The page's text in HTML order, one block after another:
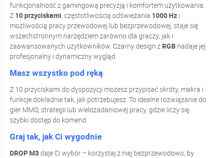
funkcjonalność z gamingową precyzją i komfortem użytkowania.
Z 10 przyciskami, częstotliwością odświeżania 1000 Hz i
możliwością pracy przewodowej lub bezprzewodowej, staje się
wszechstronnym narzędziem zarówno dla graczy, jak i
zaawansowanych użytkowników. Czarny design z RGB nadaje jej
profesjonalny i dynamiczny wygląd.
Masz wszystko pod ręką
Z 10 przyciskami do dyspozycji możesz przypisać skróty, makra i
funkcje dokładnie tak, jak potrzebujesz. To idealne rozwiązanie do
gier MMO, strategii lub wielozadaniowej pracy, gdzie liczy się
szybki dostęp do komend.
Graj tak, jak Ci wygodnie
DROP M3daje Ci wybór – korzystaj z niej bezprzewodowo, by